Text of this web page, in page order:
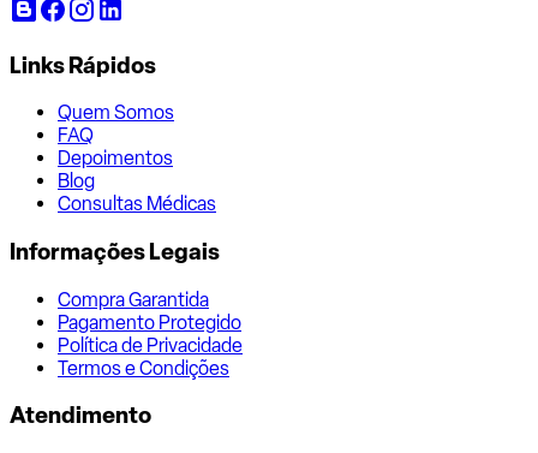
Links Rápidos
Quem Somos
FAQ
Depoimentos
Blog
Consultas Médicas
Informações Legais
Compra Garantida
Pagamento Protegido
Política de Privacidade
Termos e Condições
Atendimento